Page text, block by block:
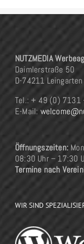
NUTZMEDIA
Daimlerstraße 50
D-74211 Leingarten
Tel.: + 49 (0) 7131
E-Mail:
Öffnungszeiten:
08:30 Uhr – 17:30
Termine nach
WIR SIND